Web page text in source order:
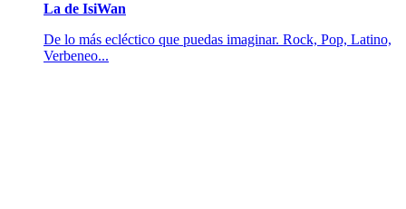
La de IsiWan
De lo más ecléctico que puedas imaginar. Rock, Pop, Latino,
Verbeneo...